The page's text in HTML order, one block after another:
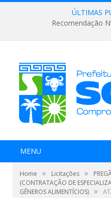
ÚLTIMAS
Recomendação
MENU
Home » Licitações »
(CONTRATAÇÃO DE
GÊNEROS ALIMENTÍCIOS) »